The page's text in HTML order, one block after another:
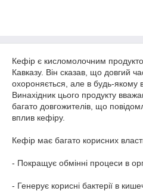
Кефір є кисломолочним
Кавказу. Він сказав, що довгий
охороняється, але в будь-якому
Винахідник цього продукту
багато довгожителів, що
вплив кефіру.
Кефір має багато корисних
- Покращує обмінні процеси в
- Генерує корисні бактерії в